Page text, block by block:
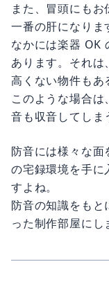
また、冒頭にも
一番の肝になりま
なかには楽器 OK
あります。それ
高くない物件もあ
このような場合
音も収音してしま
防音には様々な
の宅録環境を手に
すよね。
防音の知識をも
った制作部屋にし